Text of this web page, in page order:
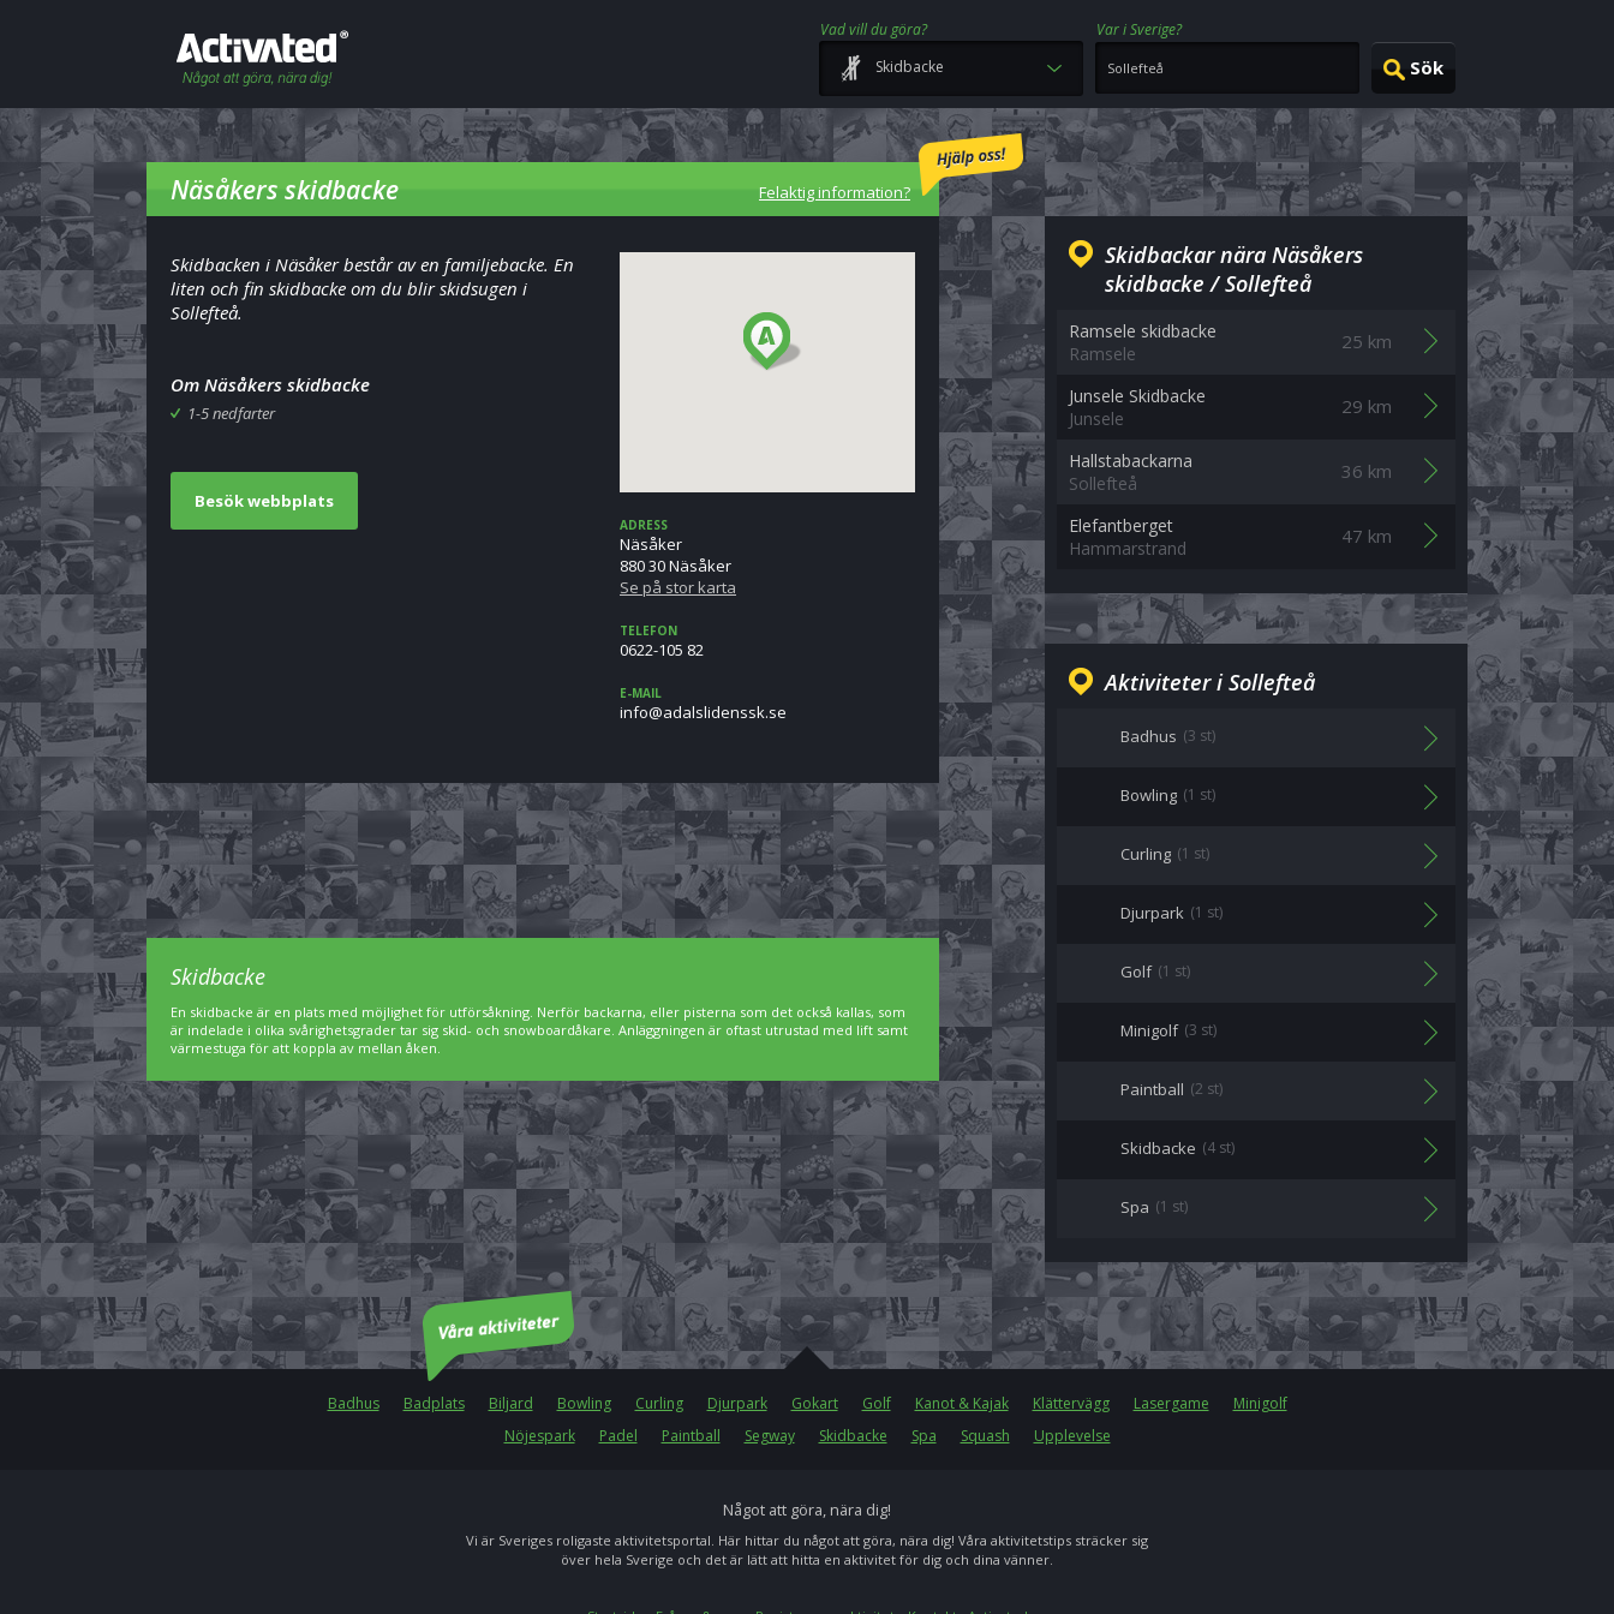
Vad vill du göra?
Var i Sverige?
Skidbacke
Näsåkers skidbacke Felaktig information?
Skidbacken i Näsåker består av en familjebacke. En
liten och fin skidbacke om du blir skidsugen i
Sollefteå.
Om Näsåkers skidbacke
1-5 nedfarter
Besök webbplats
ADRESS
Näsåker
880 30 Näsåker
Se på stor karta
TELEFON
0622-105 82
E-MAIL
es.kssnedilslada@ofni
Skidbackar nära Näsåkers
skidbacke / Sollefteå
Ramsele skidbacke
Ramsele
25 km
Junsele Skidbacke
Junsele
29 km
Hallstabackarna
Sollefteå
36 km
Elefantberget
Hammarstrand
47 km
Aktiviteter i Sollefteå
Badhus (3 st)
Bowling (1 st)
Curling (1 st)
Djurpark (1 st)
Golf (1 st)
Minigolf (3 st)
Paintball (2 st)
Skidbacke (4 st)
Spa (1 st)
Skidbacke
En skidbacke är en plats med möjlighet för utförsåkning. Nerför backarna, eller pisterna som det också kallas, som
är indelade i olika svårighetsgrader tar sig skid- och snowboardåkare. Anläggningen är oftast utrustad med lift samt
värmestuga för att koppla av mellan åken.
Badhus Badplats Biljard Bowling Curling Djurpark Gokart Golf Kanot & Kajak Klättervägg Lasergame
Minigolf
Nöjespark
Padel Paintball Segway Skidbacke Spa Squash Upplevelse
Något att göra, nära dig!
Vi är Sveriges roligaste aktivitetsportal. Här hittar du något att göra, nära dig! Våra aktivitetstips sträcker sig
över hela Sverige och det är lätt att hitta en aktivitet för dig och dina vänner.